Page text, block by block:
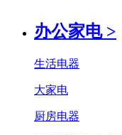
办公家电 >
生活电器
大家电
厨房电器